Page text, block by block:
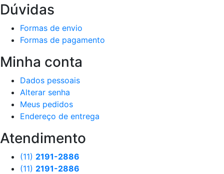
Dúvidas
Formas de envio
Formas de pagamento
Minha conta
Dados pessoais
Alterar senha
Meus pedidos
Endereço de entrega
Atendimento
(11) 2191-2886
(11) 2191-2886